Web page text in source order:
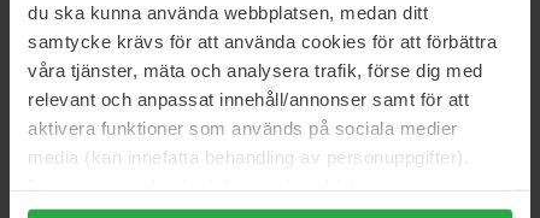
du ska kunna använda webbplatsen, medan ditt
samtycke krävs för att använda cookies för att förbättra
våra tjänster, mäta och analysera trafik, förse dig med
relevant och anpassat innehåll/annonser samt för att
aktivera funktioner som används på sociala medier
media (kan innefatta behandling av personuppgifter).
3.2
Baseret på 5 anmeldelser